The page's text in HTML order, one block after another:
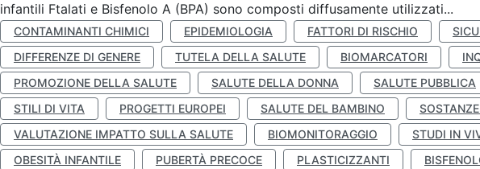
infantili Ftalati e Bisfenolo A (BPA) sono composti diffusamente utilizzati...
CONTAMINANTI CHIMICI EPIDEMIOLOGIA FATTORI DI RISCHIO
DIFFERENZE DI GENERE
TUTELA DELLA SALUTE BIOMARCATORI
PROMOZIONE DELLA SALUTE
SALUTE DELLA DONNA SALUTE PUBBLICA
STILI DI VITA
PROGETTI EUROPEI SALUTE DEL BAMBINO
VALUTAZIONE IMPATTO SULLA SALUTE
BIOMONITORAGGIO STUDI IN
OBESITÀ INFANTILE
PUBERTÀ PRECOCE PLASTICIZZANTI